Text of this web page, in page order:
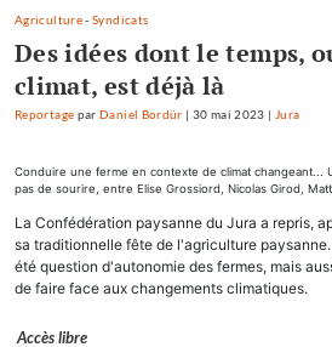
Agriculture-Syndicats
Des idées dont le temps,
climat, est déjà là
Reportage parDaniel Bordür | 30 mai 2023 | Jura
Conduire une ferme en contexte de climat changeant...
pas de sourire, entre Elise Grossiord, Nicolas Girod,
La Confédération paysanne du Jura a repris,
sa traditionnelle fête de l'agriculture
été question d'autonomie des fermes, mais
de faire face aux changements climatiques.
Accès libre